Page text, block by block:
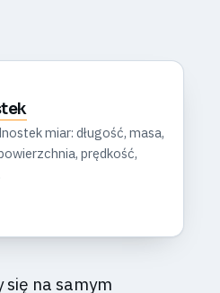
miar: długość, masa,
prędkość,
na samym